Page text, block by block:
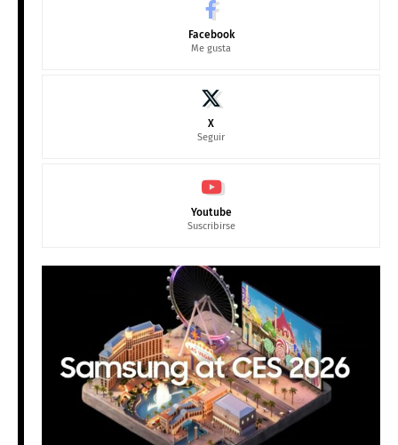
Facebook
Me gusta
X
Seguir
Youtube
Suscribirse